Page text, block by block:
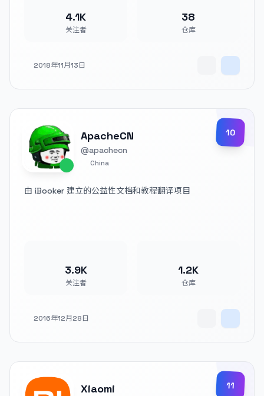
4.1K
关注者
38
仓库
2018年11月13日
10
ApacheCN
@apachecn
China
由 iBooker 建立的公益性文档和教程翻译项目
3.9K
关注者
1.2K
仓库
2016年12月28日
11
Xiaomi